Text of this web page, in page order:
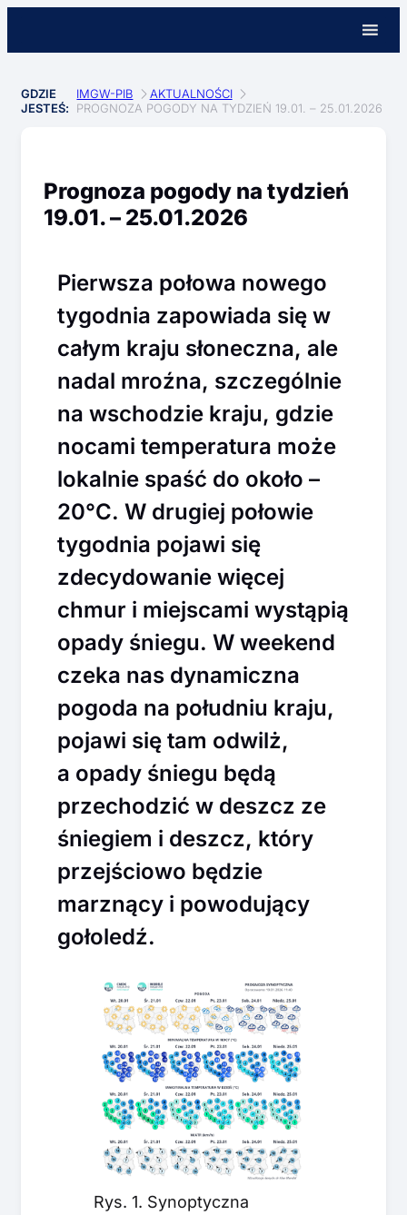
GDZIE
JESTEŚ:
IMGW-PIB
AKTUALNOŚCI
PROGNOZA POGODY NA TYDZIEŃ 19.01. – 25.01.2026
Prognoza pogody na tydzień
19.01. – 25.01.2026
Pierwsza połowa nowego
tygodnia zapowiada się w
całym kraju słoneczna, ale
nadal mroźna, szczególnie
na wschodzie kraju, gdzie
nocami temperatura może
lokalnie spaść do około –
20°C. W drugiej połowie
tygodnia pojawi się
zdecydowanie więcej
chmur i miejscami wystąpią
opady śniegu. W weekend
czeka nas dynamiczna
pogoda na południu kraju,
pojawi się tam odwilż,
a opady śniegu będą
przechodzić w deszcz ze
śniegiem i deszcz, który
przejściowo będzie
marznący i powodujący
gołoledź.
Rys. 1. Synoptyczna